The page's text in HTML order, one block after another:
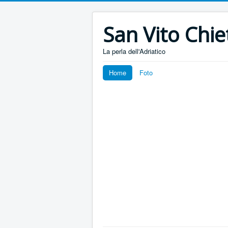
San Vito
La perla dell'Adriatico
Home Foto